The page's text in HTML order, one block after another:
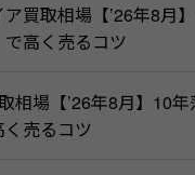
能なケースは珍しくな
きる無料査定をお試し
ます。
清掃で買取価格
買取相場【’26年8月
高く売るコツ
相場【’26年8月】10年
く売るコツ